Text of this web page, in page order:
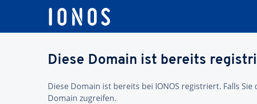
Diese Domain ist bereits
Diese Domain ist bereits bei IONOS registriert. Falls
Domain zugreifen.